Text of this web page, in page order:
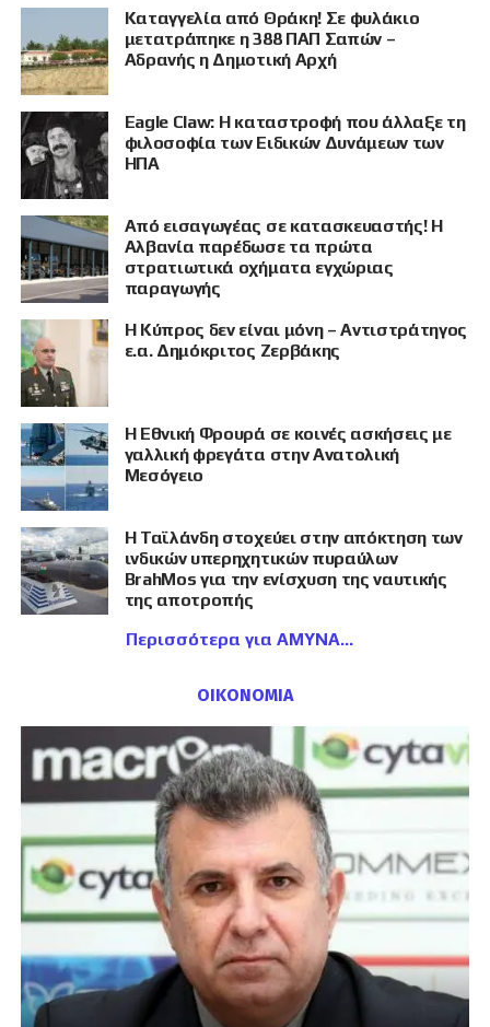
Καταγγελία από Θράκη! Σε φυλάκιο
μετατράπηκε η 388 ΠΑΠ Σαπών –
Αδρανής η Δημοτική Αρχή
Eagle Claw: Η καταστροφή που άλλαξε τη
φιλοσοφία των Ειδικών Δυνάμεων των
ΗΠΑ
Από εισαγωγέας σε κατασκευαστής! Η
Αλβανία παρέδωσε τα πρώτα
στρατιωτικά οχήματα εγχώριας
παραγωγής
Η Κύπρος δεν είναι μόνη – Αντιστράτηγος
ε.α. Δημόκριτος Ζερβάκης
Η Εθνική Φρουρά σε κοινές ασκήσεις με
γαλλική φρεγάτα στην Ανατολική
Μεσόγειο
Η Ταϊλάνδη στοχεύει στην απόκτηση των
ινδικών υπερηχητικών πυραύλων
BrahMos για την ενίσχυση της ναυτικής
της αποτροπής
Περισσότερα για ΑΜΥΝΑ
ΟΙΚΟΝΟΜΙΑ